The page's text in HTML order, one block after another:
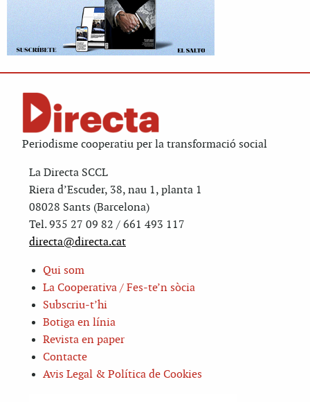
Periodisme cooperatiu per la transformació social
La Directa SCCL
Riera d’Escuder, 38, nau 1, planta 1
08028 Sants (Barcelona)
Tel. 935 27 09 82 / 661 493 117
directa@directa.cat
Qui som
La Cooperativa / Fes-te’n sòcia
Subscriu-t’hi
Botiga en línia
Revista en paper
Contacte
Avis Legal & Política de Cookies